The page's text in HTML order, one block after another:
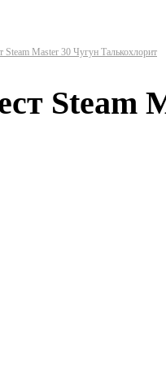
Steam Master 30 Чугун Талькохлорит
Steam